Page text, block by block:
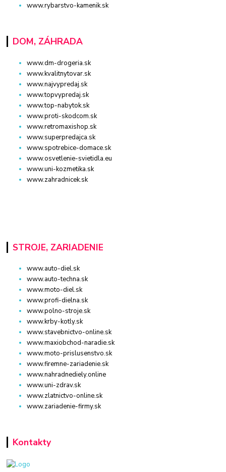
www.rybarstvo-kamenik.sk
DOM, ZÁHRADA
www.dm-drogeria.sk
www.kvalitnytovar.sk
www.najvypredaj.sk
www.topvypredaj.sk
www.top-nabytok.sk
www.proti-skodcom.sk
www.retromaxishop.sk
www.superpredajca.sk
www.spotrebice-domace.sk
www.osvetlenie-svietidla.eu
www.uni-kozmetika.sk
www.zahradnicek.sk
STROJE, ZARIADENIE
www.auto-diel.sk
www.auto-techna.sk
www.moto-diel.sk
www.profi-dielna.sk
www.polno-stroje.sk
www.krby-kotly.sk
www.stavebnictvo-online.sk
www.maxiobchod-naradie.sk
www.moto-prislusenstvo.sk
www.firemne-zariadenie.sk
www.nahradnediely.online
www.uni-zdrav.sk
www.zlatnictvo-online.sk
www.zariadenie-firmy.sk
Kontakty